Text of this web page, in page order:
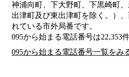
神浦向町、下大野町、下黒崎町
出津町及び東出津町を除く。）
れている市外局番です。
095から始まる電話番号は22,353
095から始まる電話番号一覧をみ